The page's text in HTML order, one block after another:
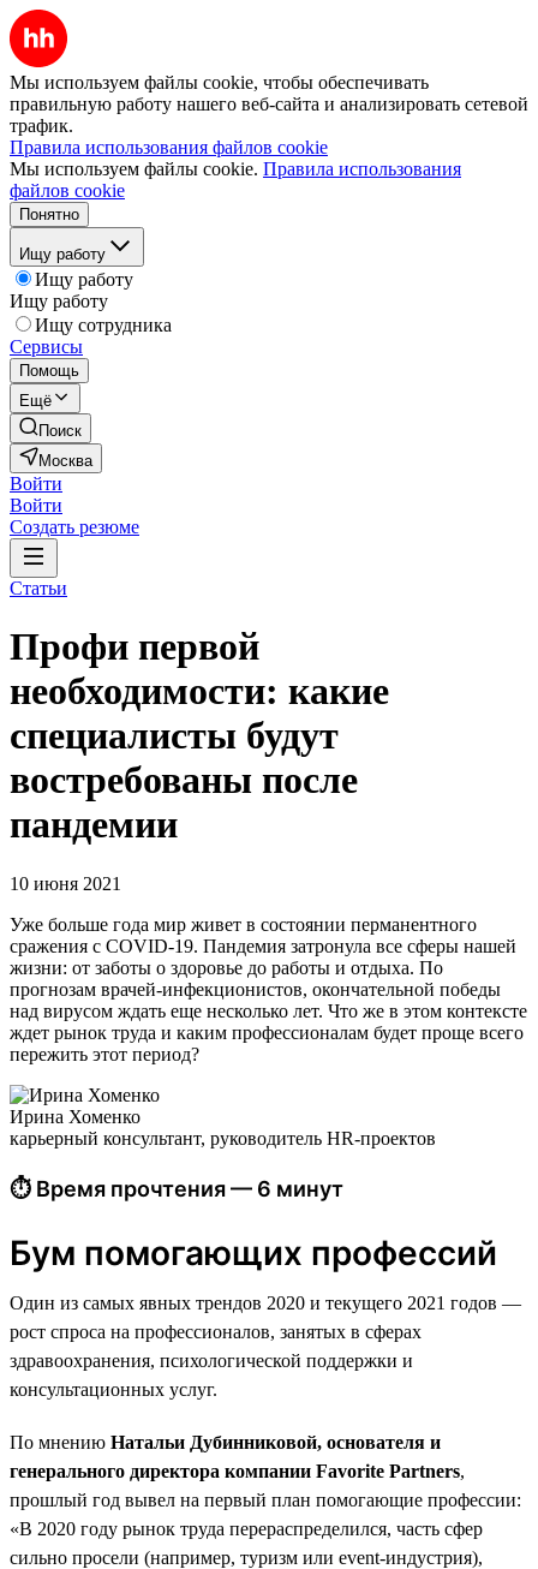
Мы используем файлы cookie, чтобы обеспечивать
правильную работу нашего веб-сайта и анализировать сетевой
трафик.
Правила использования файлов cookie
Мы используем файлы cookie. Правила использования
файлов cookie
Понятно
Ищу работу
Ищу работу
Ищу работу
Ищу сотрудника
Сервисы
Помощь
Ещё
Поиск
Москва
Войти
Войти
Создать резюме
Статьи
Профи первой
необходимости: какие
специалисты будут
востребованы после
пандемии
10 июня 2021
Уже больше года мир живет в состоянии перманентного
сражения с COVID-19. Пандемия затронула все сферы нашей
жизни: от заботы о здоровье до работы и отдыха. По
прогнозам врачей-инфекционистов, окончательной победы
над вирусом ждать еще несколько лет. Что же в этом контексте
ждет рынок труда и каким профессионалам будет проще всего
пережить этот период?
Ирина Хоменко
карьерный консультант, руководитель HR-проектов
⏱ Время прочтения — 6 минут
Бум помогающих профессий
Один из самых явных трендов 2020 и текущего 2021 годов —
рост спроса на профессионалов, занятых в сферах
здравоохранения, психологической поддержки и
консультационных услуг.
По мнению Натальи Дубинниковой, основателя и
генерального директора компании Favorite Partners,
прошлый год вывел на первый план помогающие профессии:
«В 2020 году рынок труда перераспределился, часть сфер
сильно просели (например, туризм или event-индустрия),